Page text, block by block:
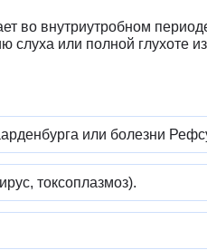
во внутриутробном
слуха или полной глухоте
или болезни
токсоплазмоз).